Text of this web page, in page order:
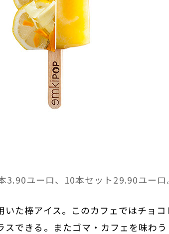
ユーロ、10本セット29.90ユーロ
た棒アイス。このカフェではチョ
できる。またゴマ・カフェを味わ